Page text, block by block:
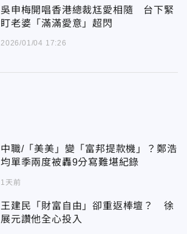
吳申梅開唱香港總裁尪愛相隨 台下緊
盯老婆「滿滿愛意」超閃
2026/01/04 17:26
中職/「美美」變「富邦提款機」？鄭浩
均單季兩度被轟9分寫難堪紀錄
1天前
王建民「財富自由」卻重返棒壇？ 徐
展元讚他全心投入